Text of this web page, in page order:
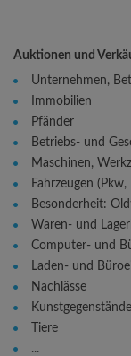
Auktionen und
Unternehmen,
Immobilien
Pfänder
Betriebs- und
Maschinen,
Fahrzeugen
Besonderheit:
Waren- und
Computer- und
Laden- und
Nachlässe
Tiere
...